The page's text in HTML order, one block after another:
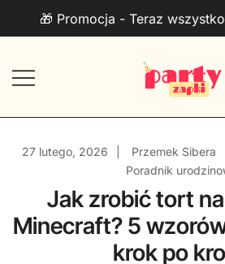
Przejdź
🎁 Promocja - Teraz
27 lutego, 2026 Przemek Sibera
Poradnik
Jak zrobić tort
Minecraft? 5
krok po